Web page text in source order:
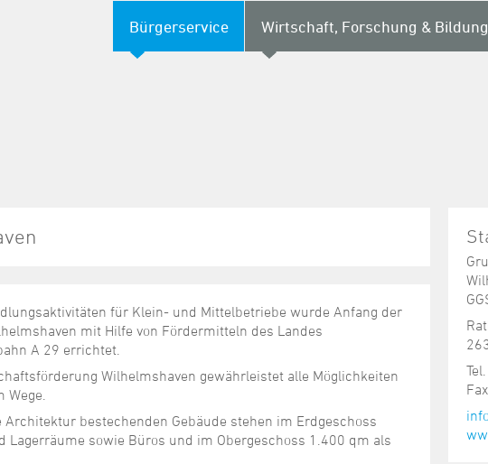
Bürgerservice Wirtschaft, Forschung & Bildung
für Klein- und Mittelbetriebe wurde Anfang der
mit Hilfe von Fördermitteln des Landes
A 29 errichtet.
Wilhelmshaven gewährleistet alle Möglichkeiten
bestechenden Gebäude stehen im Erdgeschoss
sowie Büros und im Obergeschoss 1.400 qm als